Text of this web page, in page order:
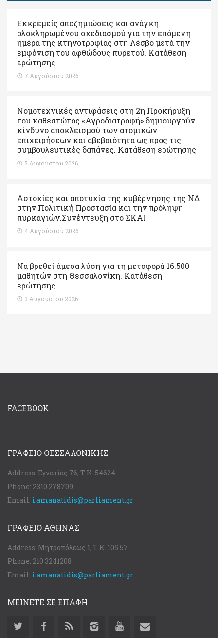
Εκκρεμείς αποζημιώσεις και ανάγκη
ολοκληρωμένου σχεδιασμού για την επόμενη
ημέρα της κτηνοτροφίας στη Λέσβο μετά την
εμφάνιση του αφθώδους πυρετού. Kατάθεση
ερώτησης
7 Αυγούστου 2026
Νομοτεχνικές αντιφάσεις στη 2η Προκήρυξη
του καθεστώτος «Αγροδιατροφή» δημιουργούν
κίνδυνο αποκλεισμού των ατομικών
επιχειρήσεων και αβεβαιότητα ως προς τις
συμβουλευτικές δαπάνες. Κατάθεση ερώτησης
5 Αυγούστου 2026
Αστοχίες και αποτυχία της κυβέρνησης της ΝΔ
στην Πολιτική Προστασία και την πρόληψη
πυρκαγιών.Συνέντευξη στο ΣΚΑΙ
4 Αυγούστου 2026
Να βρεθεί άμεσα λύση για τη μεταφορά 16.500
μαθητών στη Θεσσαλονίκη. Κατάθεση
ερώτησης
3 Αυγούστου 2026
FACEBOOK
ΓΡΑΦΕΊΟ ΘΕΣΣΑΛΟΝΊΚΗΣ
Address: Εγνατίας 76, Τ.Κ. 54624
Phone: 2310 278709
Email: i.amanatidis@parliament.gr
ΓΡΑΦΕΊΟ ΑΘΉΝΑΣ
Address: Μητροπόλεως 1, Τ.Κ. 105 57
Phone: 210 3241208
Email: i.amanatidis@parliament.gr
ΜΕΙΝΕΤΕ ΣΕ ΕΠΑΦΗ